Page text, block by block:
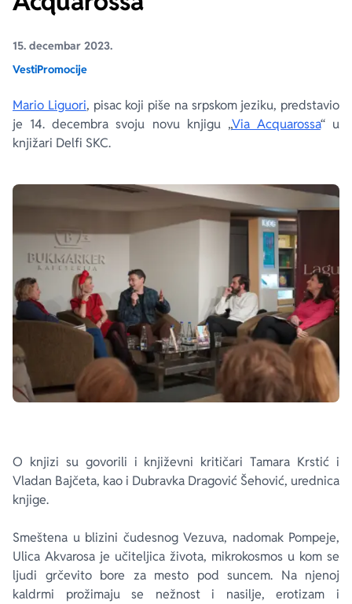
15. decembar 2023.
VestiPromocije
Mario Liguori, pisac koji piše na srpskom jeziku, predstavio
je 14. decembra svoju novu knjigu „Via Acquarossa“ u
knjižari Delfi SKC.
O knjizi su govorili i književni kritičari Tamara Krstić i
Vladan Bajčeta, kao i Dubravka Dragović Šehović, urednica
knjige.
Smeštena u blizini čudesnog Vezuva, nadomak Pompeje,
Ulica Akvarosa je učiteljica života, mikrokosmos u kom se
ljudi grčevito bore za mesto pod suncem. Na njenoj
kaldrmi prožimaju se nežnost i nasilje, erotizam i
Ekranizovane knjige
E-knjige
Poezija
Biografija
Bojan Ljubenović
Milica Jakovljević Mir-Jam
Peter Handke
Elif Šafak